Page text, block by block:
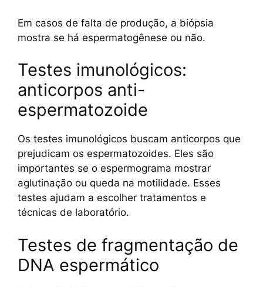
Em casos de falta de produção, a biópsia
mostra se há espermatogênese ou não.
Testes imunológicos:
anticorpos anti-
espermatozoide
Os testes imunológicos buscam anticorpos que
prejudicam os espermatozoides. Eles são
importantes se o espermograma mostrar
aglutinação ou queda na motilidade. Esses
testes ajudam a escolher tratamentos e
técnicas de laboratório.
Testes de fragmentação de
DNA espermático